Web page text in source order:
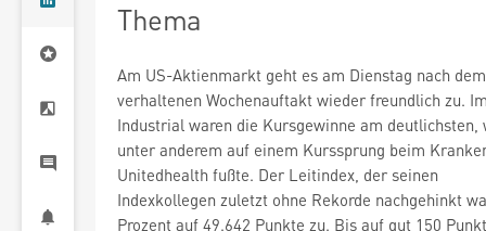
Thema
Am US-Aktienmarkt geht es am Dienstag nach dem
verhaltenen Wochenauftakt wieder freundlich zu.
Industrial waren die Kursgewinne am deutlichsten,
unter anderem auf einem Kurssprung beim
Unitedhealth fußte. Der Leitindex, der seinen
Indexkollegen zuletzt ohne Rekorde nachgehinkt
Prozent auf 49.642 Punkte zu. Bis auf gut 150